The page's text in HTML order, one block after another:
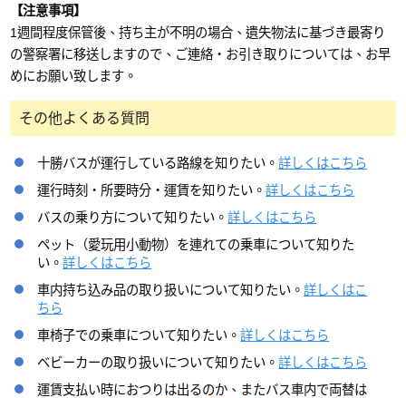
【注意事項】
1週間程度保管後、持ち主が不明の場合、遺失物法に基づき最寄り
の警察署に移送しますので、ご連絡・お引き取りについては、お早
めにお願い致します。
その他よくある質問
十勝バスが運行している路線を知りたい。詳しくはこちら
運行時刻・所要時分・運賃を知りたい。詳しくはこちら
バスの乗り方について知りたい。詳しくはこちら
ペット（愛玩用小動物）を連れての乗車について知りた
い。詳しくはこちら
車内持ち込み品の取り扱いについて知りたい。詳しくはこ
ちら
車椅子での乗車について知りたい。詳しくはこちら
ベビーカーの取り扱いについて知りたい。詳しくはこちら
運賃支払い時におつりは出るのか、またバス車内で両替は